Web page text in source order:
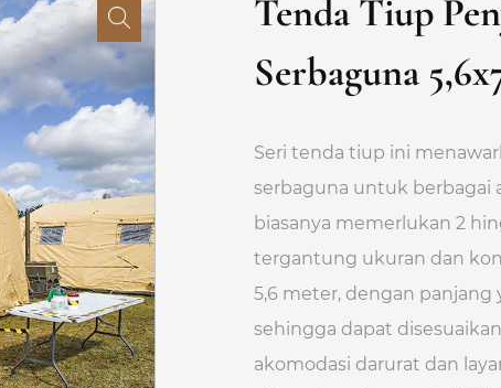
Tenda Tiup
Serbaguna
Seri tenda tiup ini
serbaguna untuk berbagai
biasanya memerlukan 2
tergantung ukuran dan
5,6 meter, dengan panjang
sehingga dapat
akomodasi darurat dan